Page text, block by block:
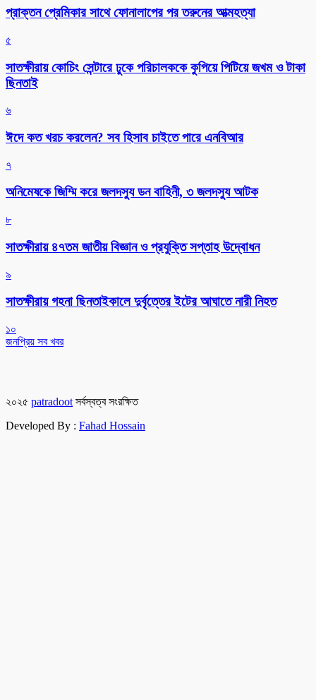
প্রাক্তন প্রেমিকার সাথে ফোনালাপের পর তরুনের আত্মহত্যা
৫
সাতক্ষীরায় কোচিং সেন্টারে ঢুকে পরিচালককে কুপিয়ে পিটিয়ে জখম ও টাকা
ছিনতাই
৬
ঈদে কত খরচ করলেন? সব হিসাব চাইতে পারে এনবিআর
৭
অনিমেষকে জিম্মি করে জলদস্যু ডন বাহিনী, ৩ জলদস্যু আটক
৮
সাতক্ষীরায় ৪৭তম জাতীয় বিজ্ঞান ও প্রযুক্তি সপ্তাহ উদ্বোধন
৯
সাতক্ষীরায় গহনা ছিনতাইকালে দুর্বৃত্তের ইটের আঘাতে নারী নিহত
১০
জনপ্রিয় সব খবর
২০২৫ patradoot সর্বস্বত্ব সংরক্ষিত
Developed By : Fahad Hossain